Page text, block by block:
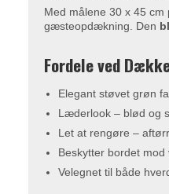
Med målene 30 x 45
gæsteopdækning. Den
Fordele ved
Elegant støvet grøn
Læderlook – blød og
Let at rengøre –
Beskytter bordet mod
Velegnet til både